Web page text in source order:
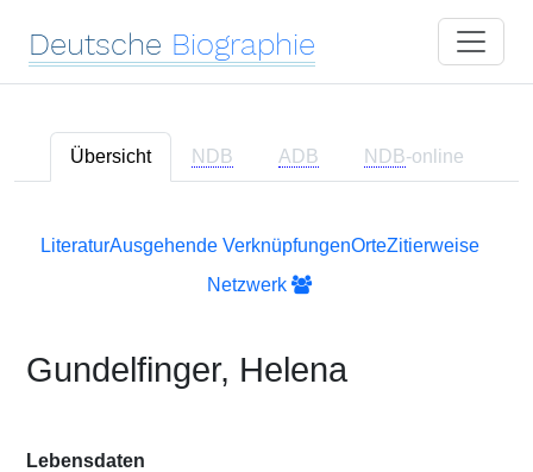
Deutsche Biographie
Übersicht NDB ADB NDB-online
LiteraturAusgehende VerknüpfungenOrteZitierweise
Netzwerk
Gundelfinger, Helena
Lebensdaten